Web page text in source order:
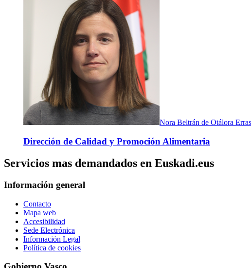
Nora Beltrán de Otálora
Dirección de Calidad y Promoción Alimentaria
Servicios mas demandados en Euskadi.eus
Información general
Contacto
Mapa web
Accesibilidad
Sede Electrónica
Información Legal
Política de cookies